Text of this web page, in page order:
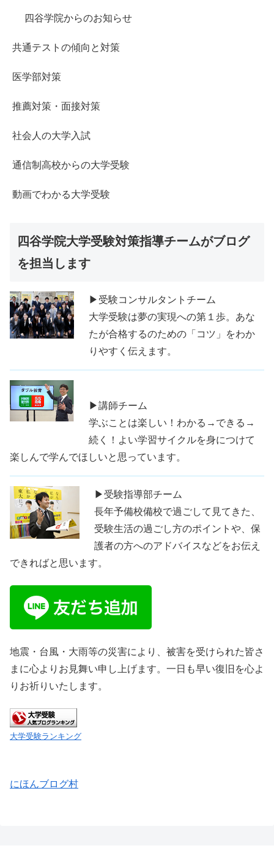
四谷学院からのお知らせ
共通テストの傾向と対策
医学部対策
推薦対策・面接対策
社会人の大学入試
通信制高校からの大学受験
動画でわかる大学受験
四谷学院大学受験対策指導チームがブログ
を担当します
▶受験コンサルタントチーム
大学受験は夢の実現への第１歩。あな
たが合格するのための「コツ」をわか
りやすく伝えます。
▶講師チーム
学ぶことは楽しい！わかる→できる→
続く！よい学習サイクルを身につけて
楽しんで学んでほしいと思っています。
▶受験指導部チーム
長年予備校備校で過ごして見てきた、
受験生活の過ごし方のポイントや、保
護者の方へのアドバイスなどをお伝え
できればと思います。
地震・台風・大雨等の災害により、被害を受けられた皆さ
まに心よりお見舞い申し上げます。一日も早い復旧を心よ
りお祈りいたします。
大学受験ランキング
にほんブログ村